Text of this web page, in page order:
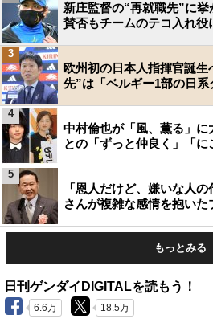
新庄監督の“再就職先”に
賛否もチームのテコ入れ役
欧州初の日本人指揮官誕
先”は「ベルギー1部の日
3
中村倫也が「風、薫る」
との「ずっと仲良く」「に
4
「恩人だけど、嫌いな人
さんが複雑な感情を抱い
5
もっとみる
日刊ゲンダイDIGITALを読もう！
6.6万 18.5万